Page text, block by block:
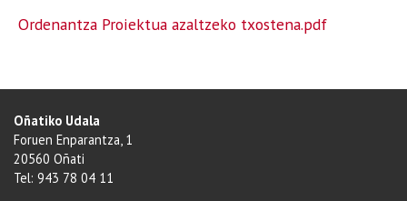
Ordenantza Proiektua azaltzeko txostena.pdf
Oñatiko Udala
Foruen Enparantza, 1
20560 Oñati
Tel: 943 78 04 11